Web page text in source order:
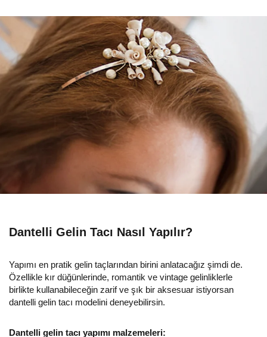
Dantelli Gelin Tacı Nasıl Yapılır?
Yapımı en pratik gelin taçlarından birini anlatacağız şimdi de.
Özellikle kır düğünlerinde, romantik ve vintage gelinliklerle
birlikte kullanabileceğin zarif ve şık bir aksesuar istiyorsan
dantelli gelin tacı modelini deneyebilirsin.
Dantelli gelin tacı yapımı malzemeleri: